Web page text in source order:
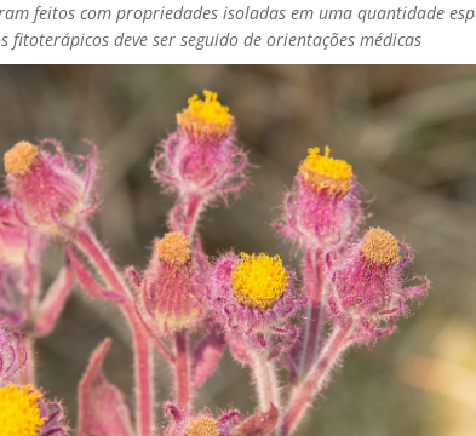
feitos com propriedades isoladas em uma quantidade
fitoterápicos deve ser seguido de orientações médicas